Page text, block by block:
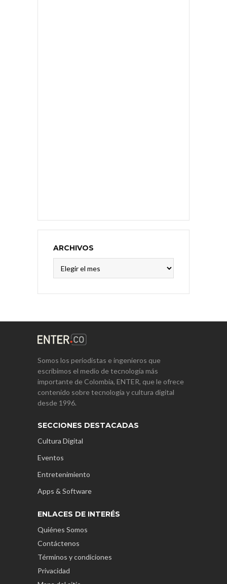
ARCHIVOS
Somos los periodistas e ingenieros que
escribimos el medio de tecnología más
importante de Colombia, ENTER, que le ofrece
contenido sobre tecnología y cultura digital
desde 1996.
SECCIONES DESTACADAS
Cultura Digital
Eventos
Entretenimiento
Apps & Software
ENLACES DE INTERÉS
Quiénes Somos
Contáctenos
Términos y condiciones
Privacidad